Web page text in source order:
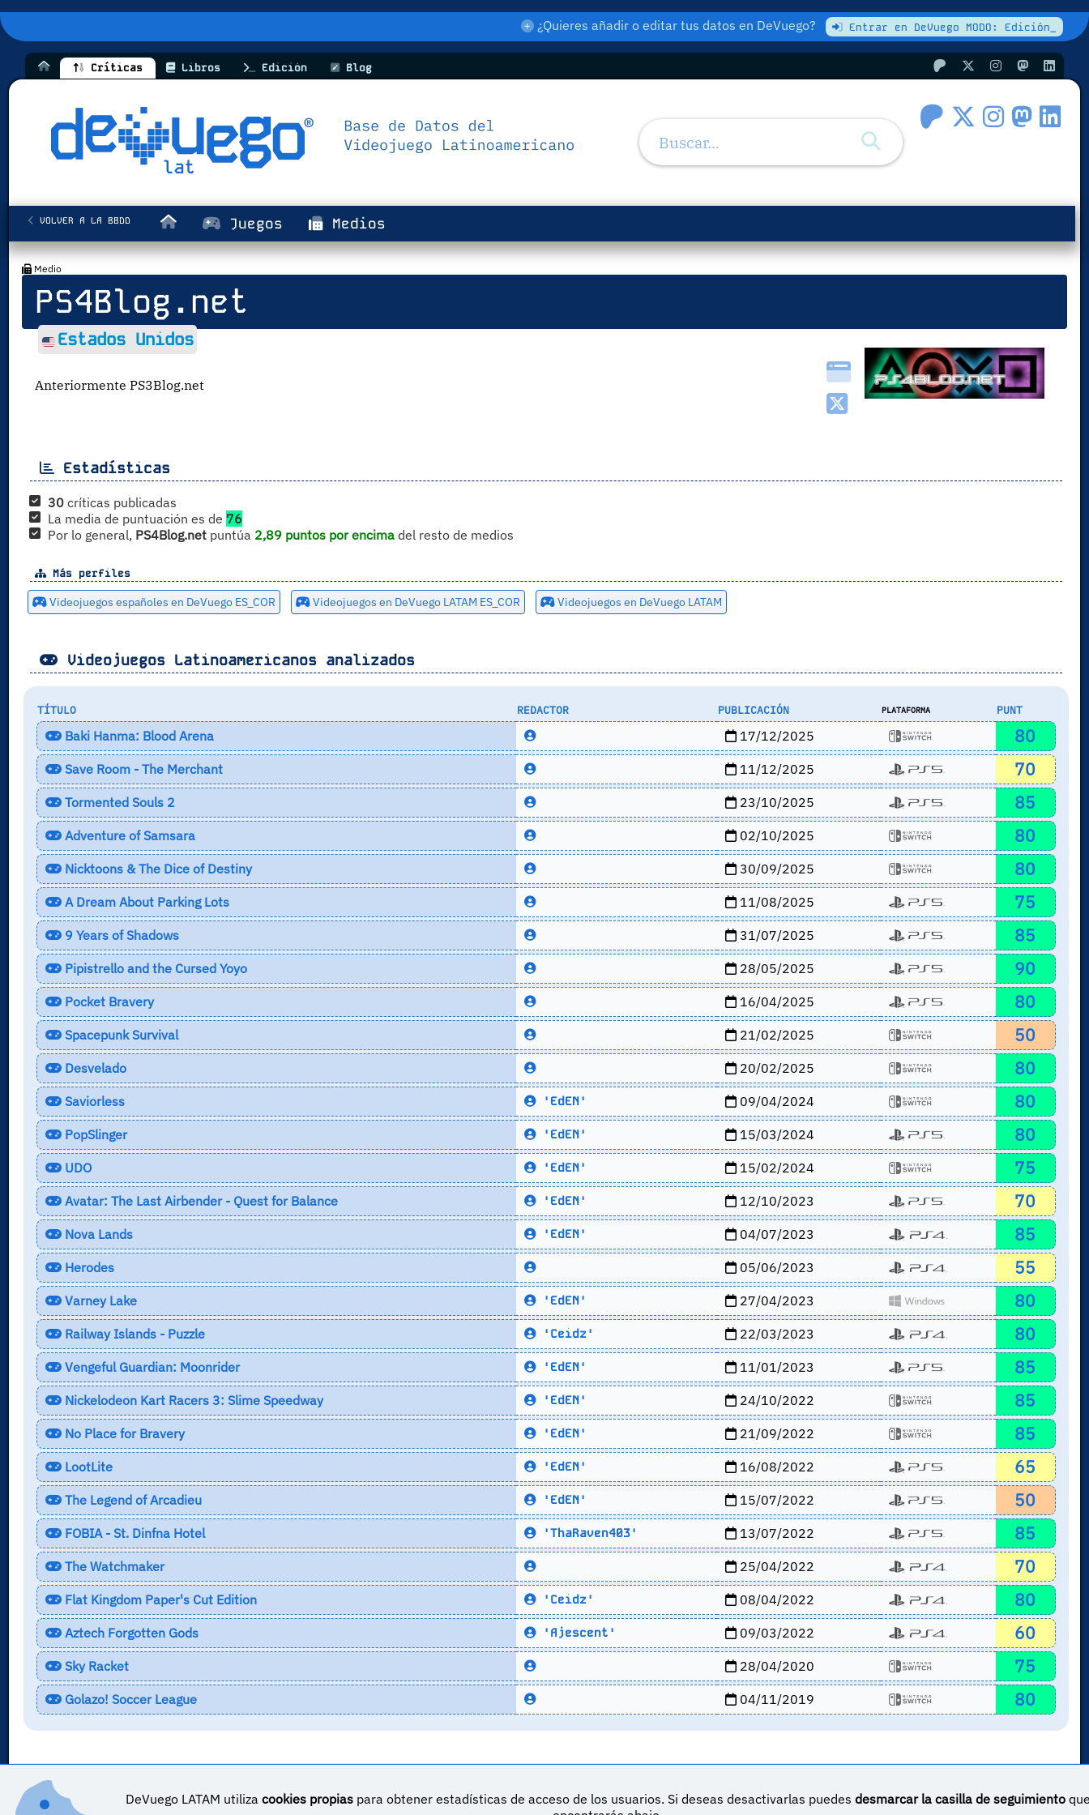
¿Quieres añadir o editar tus datos en DeVuego? Entrar en DeVuego MODO: Edición_
Críticas Libros Edición Blog
Juegos Medios
VOLVER A LA BBDD
Medio
PS4Blog.net
Estados Unidos
Anteriormente PS3Blog.net
Estadísticas
30críticas publicadas
La media de puntuación es de 76
Por lo general, PS4Blog.netpuntúa 2,89 puntos por encimadel resto de medios
Más perfiles
Videojuegos españoles en DeVuego ES_COR Videojuegos en DeVuego LATAM ES_COR Videojuegos en DeVuego LATAM
Videojuegos Latinoamericanos analizados
TÍTULO REDACTOR PUBLICACIÓN PLATAFORMA PUNT
Baki Hanma: Blood Arena 17/12/2025 80
Save Room - The Merchant 11/12/2025 70
Tormented Souls 2 23/10/2025 85
Adventure of Samsara 02/10/2025 80
Nicktoons & The Dice of Destiny 30/09/2025 80
A Dream About Parking Lots 11/08/2025 75
9 Years of Shadows 31/07/2025 85
Pipistrello and the Cursed Yoyo 28/05/2025 90
Pocket Bravery 16/04/2025 80
Spacepunk Survival 21/02/2025 50
Desvelado 20/02/2025 80
Saviorless 'EdEN' 09/04/2024 80
PopSlinger 'EdEN' 15/03/2024 80
UDO 'EdEN' 15/02/2024 75
Avatar: The Last Airbender - Quest for Balance 'EdEN' 12/10/2023 70
Nova Lands 'EdEN' 04/07/2023 85
Herodes 05/06/2023 55
Varney Lake 'EdEN' 27/04/2023 80
Railway Islands - Puzzle 'Ceidz' 22/03/2023 80
Vengeful Guardian: Moonrider 'EdEN' 11/01/2023 85
Nickelodeon Kart Racers 3: Slime Speedway 'EdEN' 24/10/2022 85
No Place for Bravery 'EdEN' 21/09/2022 85
LootLite 'EdEN' 16/08/2022 65
The Legend of Arcadieu 'EdEN' 15/07/2022 50
FOBIA - St. Dinfna Hotel 'ThaRaven403' 13/07/2022 85
The Watchmaker 25/04/2022 70
Flat Kingdom Paper's Cut Edition 'Ceidz' 08/04/2022 80
Aztech Forgotten Gods 'Ajescent' 09/03/2022 60
Sky Racket 28/04/2020 75
Golazo! Soccer League 04/11/2019 80
DeVuego es un proyecto sin ánimo de lucro creado porYova Turnes
DeVuego LATAM ES_COR es parte de ©DeVuego LATAM
DeVuego LATAM utiliza cookies propiaspara obtener estadísticas de acceso de los usuarios. Si deseas desactivarlas puedes desmarcar la casilla de seguimiento